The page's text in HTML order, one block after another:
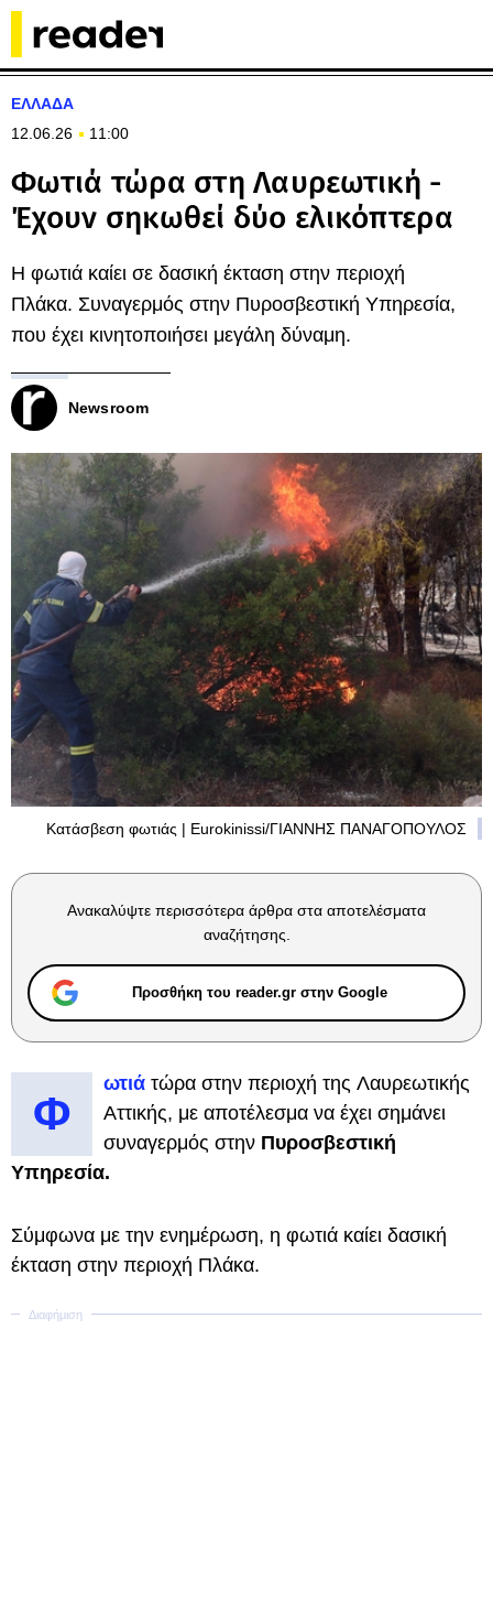
ΕΛΛΑΔΑ
12.06.26
11:00
Φωτιά τώρα στη Λαυρεωτική -
Έχουν σηκωθεί δύο ελικόπτερα
Η φωτιά καίει σε δασική έκταση στην περιοχή
Πλάκα. Συναγερμός στην Πυροσβεστική Υπηρεσία,
που έχει κινητοποιήσει μεγάλη δύναμη.
Newsroom
Κατάσβεση φωτιάς | Eurokinissi/ΓΙΑΝΝΗΣ ΠΑΝΑΓΟΠΟΥΛΟΣ
Ανακαλύψτε περισσότερα άρθρα στα αποτελέσματα
αναζήτησης.
Προσθήκη του reader.gr στην Google
Φ
ωτιά τώρα στην περιοχή της Λαυρεωτικής
Αττικής, με αποτέλεσμα να έχει σημάνει
συναγερμός στην Πυροσβεστική
Υπηρεσία.
Σύμφωνα με την ενημέρωση, η φωτιά καίει δασική
έκταση στην περιοχή Πλάκα.